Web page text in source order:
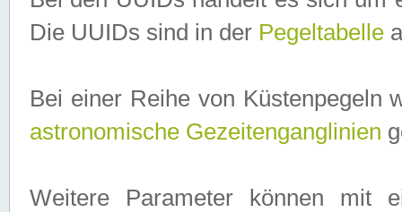
Die UUIDs sind in der Pegeltabelle
Bei einer Reihe von Küstenpegeln
astronomische Gezeitenganglinien
Weitere Parameter können mit